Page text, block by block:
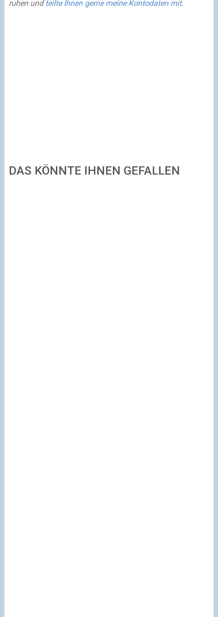
ruhen und teilte Ihnen gerne meine Kontodaten mit.
DAS KÖNNTE IHNEN GEFALLEN